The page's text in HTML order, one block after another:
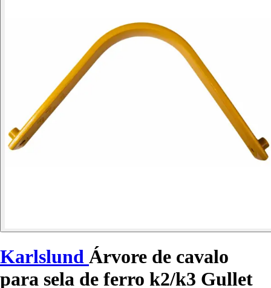
Karlslund Árvore de cavalo
para sela de ferro k2/k3 Gullet